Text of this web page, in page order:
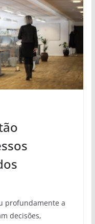
profundamente a
decisões,